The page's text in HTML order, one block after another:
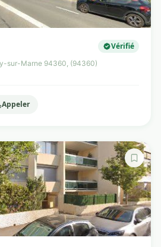
Vérifié
sur-Marne 94360, (94360)
Appeler